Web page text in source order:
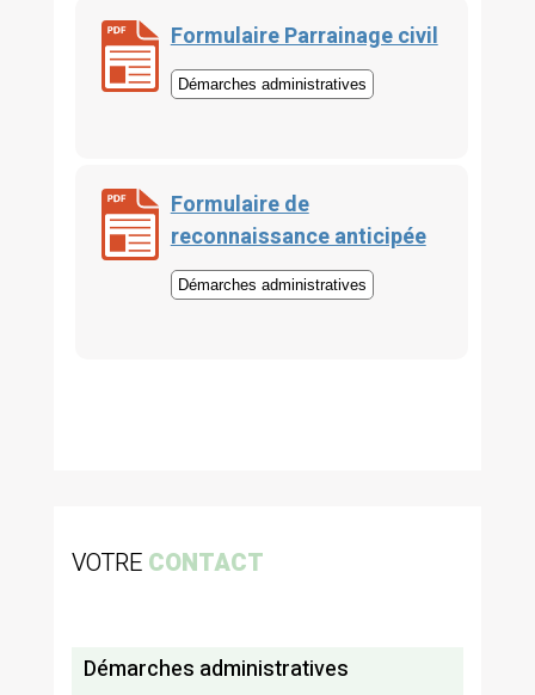
Formulaire Parrainage civil
Démarches administratives
Formulaire de
reconnaissance anticipée
Démarches administratives
VOTRE CONTACT
Démarches administratives